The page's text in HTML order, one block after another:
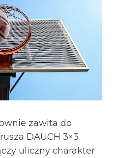
zawita do
DAUCH 3×3
uliczny charakter